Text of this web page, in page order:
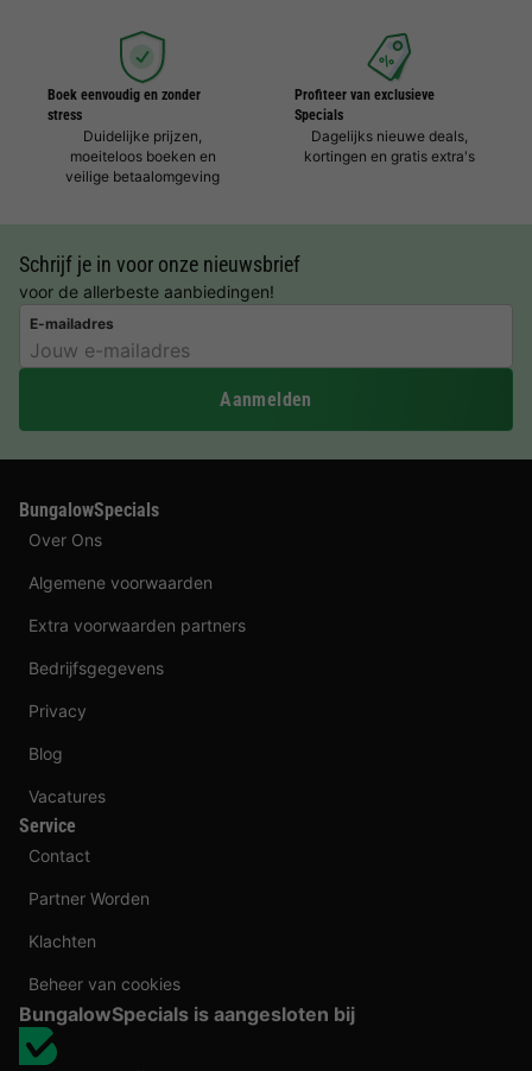
Boek eenvoudig en zonder
stress
Duidelijke prijzen,
moeiteloos boeken en
veilige betaalomgeving
Profiteer van exclusieve
Specials
Dagelijks nieuwe deals,
kortingen en gratis extra's
Schrijf je in voor onze nieuwsbrief
voor de allerbeste aanbiedingen!
E-mailadres
Aanmelden
BungalowSpecials
Over Ons
Algemene voorwaarden
Extra voorwaarden partners
Bedrijfsgegevens
Privacy
Blog
Vacatures
Service
Contact
Partner Worden
Klachten
Beheer van cookies
BungalowSpecials is aangesloten bij